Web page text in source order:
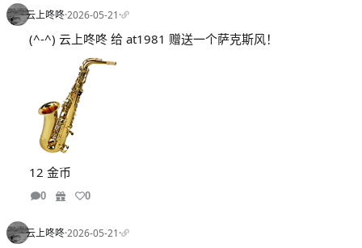
云上咚咚·2026-05-21·
(^-^) 云上咚咚 给 at1981 赠送一个萨克斯风！
12 金币
0 0
云上咚咚·2026-05-21·